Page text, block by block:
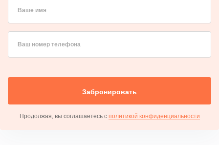
Ваше имя
Ваш номер телефона
Забронировать
Продолжая, вы соглашаетесь с политикой конфиденциальности